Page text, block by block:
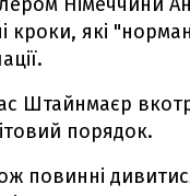
кроки, які
Штайнмаєр
порядок.
повинні